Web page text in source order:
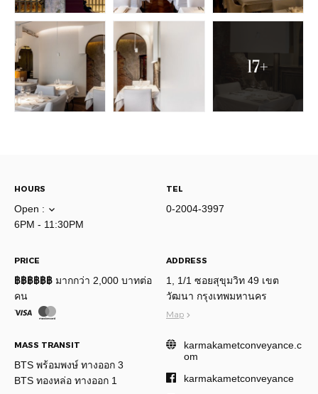
17+
HOURS
Open :
6PM - 11:30PM
TEL
0-2004-3997
PRICE
฿฿฿฿฿฿ มากกว่า 2,000 บาทต่อ
คน
ADDRESS
1, 1/1 ซอยสุขุมวิท 49 เขต
วัฒนา กรุงเทพมหานคร
Map
MASS TRANSIT
BTS พร้อมพงษ์ ทางออก 3
BTS ทองหล่อ ทางออก 1
karmakametconveyance.c
om
karmakametconveyance